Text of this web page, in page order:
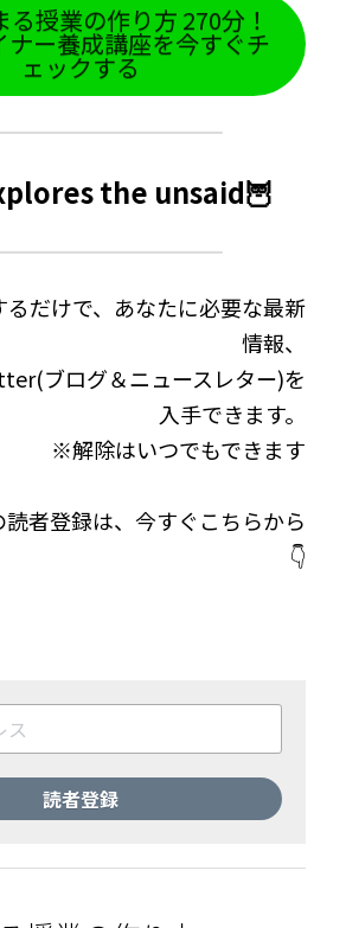
授業の作り方 270分！
ナー養成講座を今すぐチ
ェックする
the unsaid🦉
るだけで、あなたに必要な最新
情報、
ブログ＆ニュースレター)を
入手できます。
※解除はいつでもできます
読者登録は、今すぐこちらから
👇
読者登録